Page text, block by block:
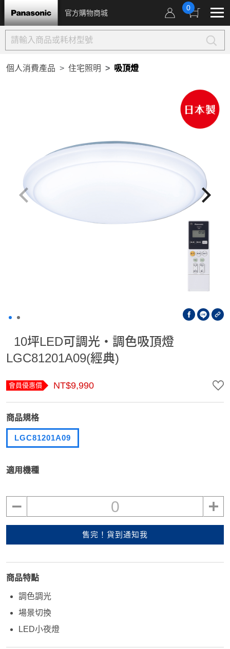
官方購物商城
0
個人消費產品 住宅照明 吸頂燈
10坪LED可調光・調色吸頂燈
LGC81201A09(經典)
會員優惠價 NT$9,990
商品規格
LGC81201A09
適用機種
0
售完！貨到通知我
商品特點
調色調光
場景切換
LED小夜燈